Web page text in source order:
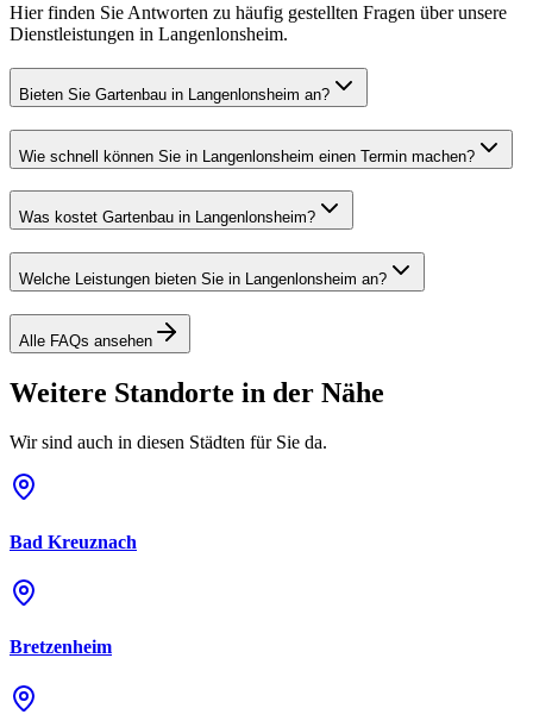
Hier finden Sie Antworten zu häufig gestellten Fragen über unsere
Dienstleistungen in Langenlonsheim.
Bieten Sie Gartenbau in Langenlonsheim an?
Wie schnell können Sie in Langenlonsheim einen Termin machen?
Was kostet Gartenbau in Langenlonsheim?
Welche Leistungen bieten Sie in Langenlonsheim an?
Alle FAQs ansehen
Weitere Standorte in der Nähe
Wir sind auch in diesen Städten für Sie da.
Bad Kreuznach
Bretzenheim